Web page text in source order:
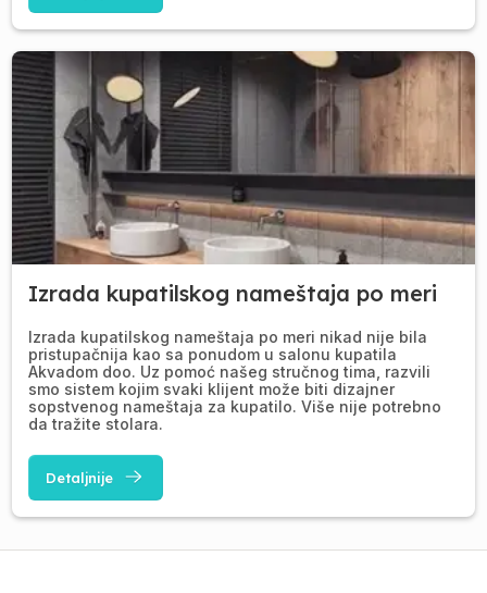
Izrada kupatilskog nameštaja po meri
Izrada kupatilskog nameštaja po meri nikad nije bila
pristupačnija kao sa ponudom u salonu kupatila
Akvadom doo. Uz pomoć našeg stručnog tima, razvili
smo sistem kojim svaki klijent može biti dizajner
sopstvenog nameštaja za kupatilo. Više nije potrebno
da tražite stolara.
Detaljnije